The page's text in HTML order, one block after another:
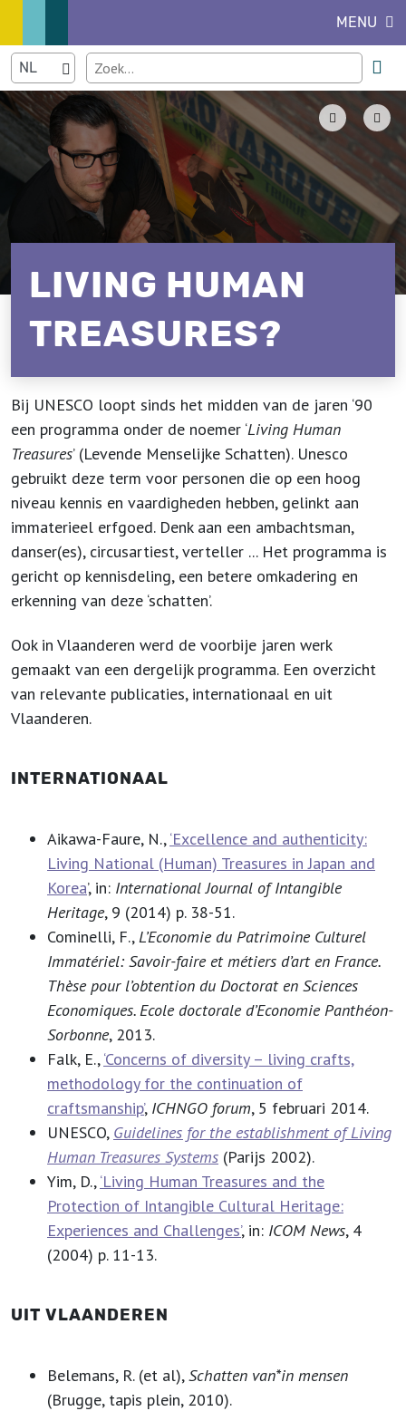
MENU
LIVING HUMAN
TREASURES?
Bij UNESCO loopt sinds het midden van de jaren ‘90
een programma onder de noemer ‘Living Human
Treasures’ (Levende Menselijke Schatten). Unesco
gebruikt deze term voor personen die op een hoog
niveau kennis en vaardigheden hebben, gelinkt aan
immaterieel erfgoed. Denk aan een ambachtsman,
danser(es), circusartiest, verteller ... Het programma is
gericht op kennisdeling, een betere omkadering en
erkenning van deze ‘schatten’.
Ook in Vlaanderen werd de voorbije jaren werk
gemaakt van een dergelijk programma. Een overzicht
van relevante publicaties, internationaal en uit
Vlaanderen.
INTERNATIONAAL
Aikawa-Faure, N.,‘Excellence and authenticity:
Living National (Human) Treasures in Japan and
Korea’, in: International Journal of Intangible
Heritage, 9 (2014) p. 38-51.
Cominelli, F.,L’Economie du Patrimoine Culturel
Immatériel: Savoir-faire et métiers d’art en France.
Thèse pour l’obtention du Doctorat en Sciences
Economiques. Ecole doctorale d’Economie Panthéon-
Sorbonne, 2013.
Falk, E.,‘Concerns of diversity – living crafts,
methodology for the continuation of
craftsmanship’, ICHNGO forum, 5 februari 2014.
UNESCO, Guidelines for the establishment of Living
Human Treasures Systems (Parijs 2002).
Yim, D.,‘Living Human Treasures and the
Protection of Intangible Cultural Heritage:
Experiences and Challenges’, in: ICOM News, 4
(2004) p. 11-13.
UIT VLAANDEREN
Belemans, R. (et al),Schatten van*in mensen
(Brugge, tapis plein, 2010).